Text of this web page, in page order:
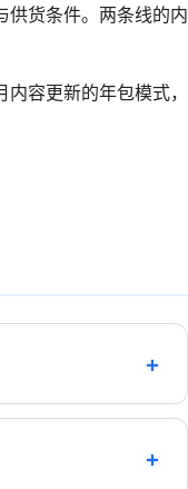
供货条件。两条线的内
内容更新的年包模式，
蓝宝石珠宝、西瓜
服务范围以官网